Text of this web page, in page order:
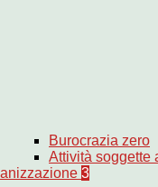
Burocrazia zero
Attività soggette
3